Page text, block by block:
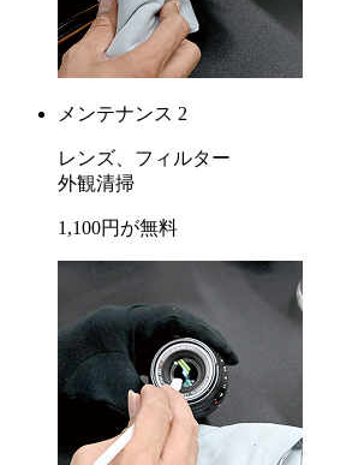
メンテナンス 2
レンズ、フィルター
外観清掃
1,100円が無料